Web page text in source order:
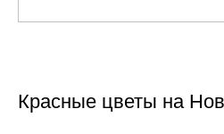
Красные цветы на